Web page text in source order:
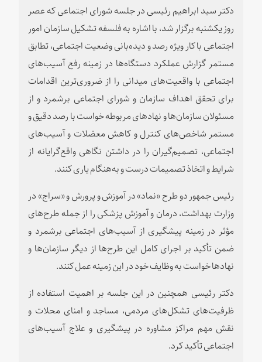
دکتر سید ابراهیم رئیسی در جلسه شورای اجتماعی که عصر
روز یکشنبه برگزار شد، با اشاره به فلسفه تشکیل سازمان امور
اجتماعی با کار ویژه رصد و دیده‌بانی وضعیت اجتماعی، تطابق
مستمر گزارش عملکرد دستگاه‌ها در زمینه رفع آسیب‌های
اجتماعی با واقعیت‌های میدانی را از ضروری‌ترین اقدامات
برای تحقق اهداف سازمان و شورای اجتماعی برشمرد و از
مسئولان سازمان‌ها و نهادهای مربوطه خواست با رصد دقیق و
مستمر شاخص‌های کنترل و کاهش معضلات و آسیب‌های
اجتماعی، تصمیم‌گیران را در داشتن نگاهی واقع‌گرایانه از
شرایط و اتخاذ تصمیمات درست و به‌هنگام یاری کنند.
رئیس جمهور دو طرح «نماد» در آموزش و پرورش و «سراج» در
وزارت بهداشت، درمان و آموزش پزشکی را از جمله طرح‌های
مؤثر در زمینه پیشگیری از آسیب‌های اجتماعی برشمرد و
ضمن تأکید بر اجرای کامل این طرح‌ها از دیگر سازمان‌ها و
نهادها خواست به وظایف خود در این زمینه عمل کنند.
دکتر رئیسی همچنین در این جلسه بر اهمیت استفاده از
ظرفیت‌های تشکل‌های مردمی، مساجد و امنای محلات و
نقش مهم مراکز مشاوره در پیشگیری و علاج آسیب‌های
اجتماعی تأکید کرد.